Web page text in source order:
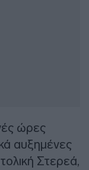
ώρες
αυξημένες
Στερεά,